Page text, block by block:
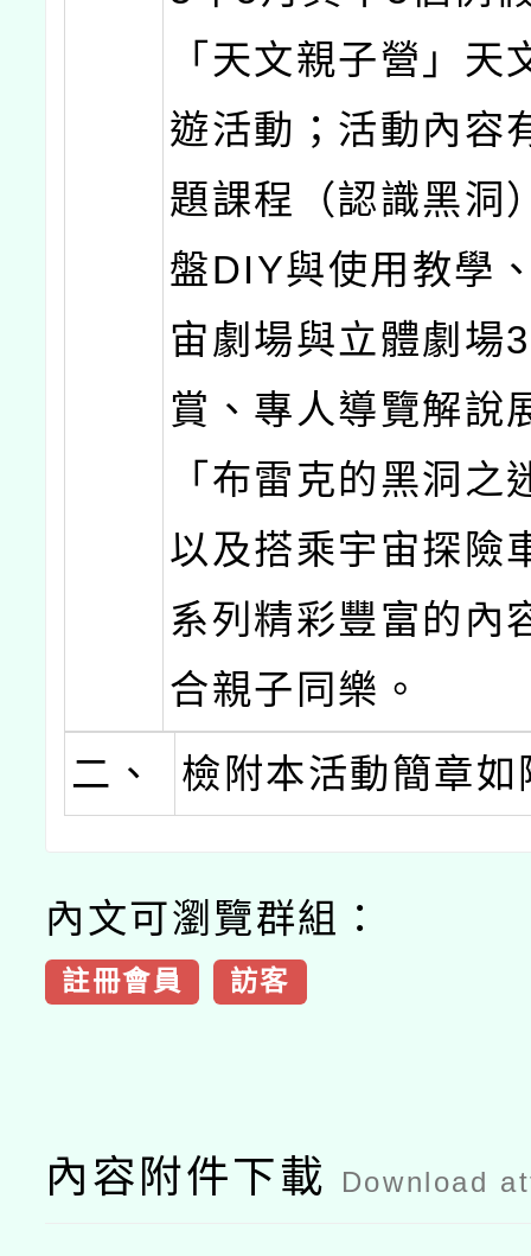
「天文親子營」天
遊活動；活動內容
題課程（認識黑洞
盤DIY與使用教學
宙劇場與立體劇場
賞、專人導覽解說
「布雷克的黑洞之
以及搭乘宇宙探險
系列精彩豐富的內
合親子同樂。
二、
檢附本活動簡章如
內文可瀏覽群組：
註冊會員 訪客
內容附件下載 Download